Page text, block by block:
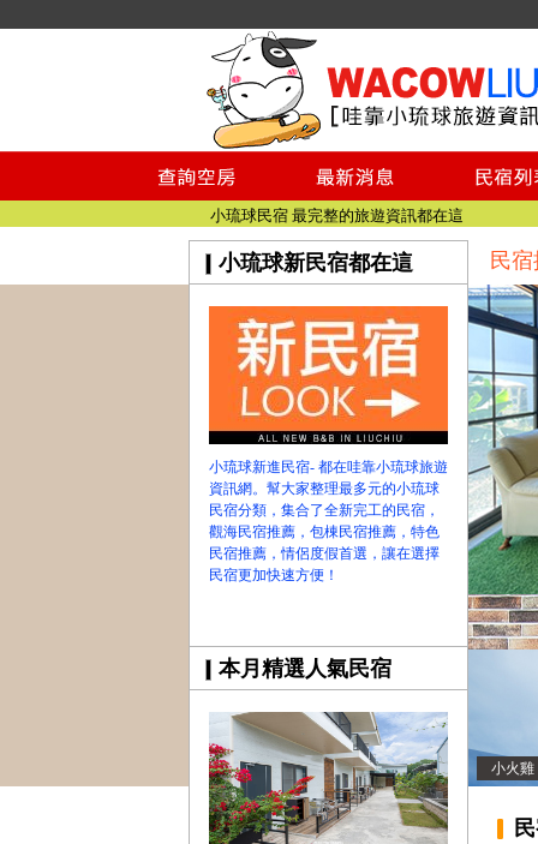
小琉球民宿空房
小琉球民宿
小琉球民宿推薦
【小琉球民宿特約】東港停車場!!看這邊
小琉球民宿 最完整的旅遊資訊都在這
【哇靠小琉球】新版官網熱情開站
小琉球民宿空房
小琉球民宿
小琉球民宿推薦
【小琉球民宿特約】東港停車場!!看這邊
小琉球民宿 最完整的旅遊資訊都在這
【哇靠小琉球】新版官網熱情開站
【哇靠小琉球粉絲團】即時動態!!
小琉球新民宿都在這
小琉球新進民宿- 都在哇靠小琉球旅遊
資訊網。幫大家整理最多元的小琉球
民宿分類，集合了全新完工的民宿，
觀海民宿推薦，包棟民宿推薦，特色
民宿推薦，情侶度假首選，讓在選擇
民宿更加快速方便！
本月精選人氣民宿
小火雞
民